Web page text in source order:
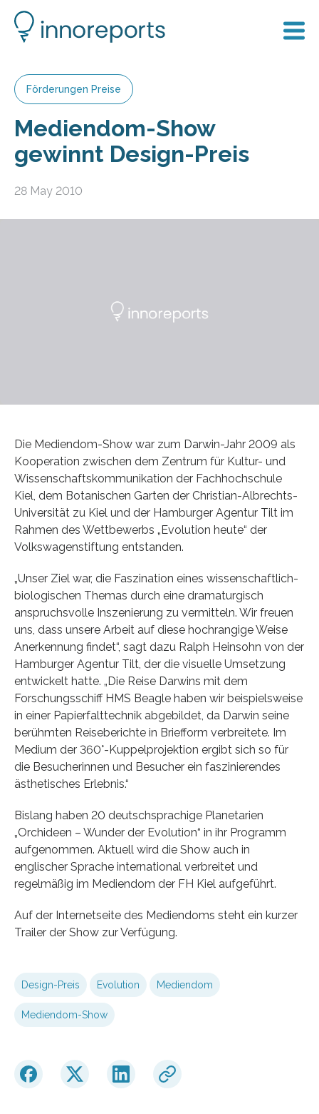
Förderungen Preise
Mediendom-Show
gewinnt Design-Preis
28 May 2010
Die Mediendom-Show war zum Darwin-Jahr 2009 als
Kooperation zwischen dem Zentrum für Kultur- und
Wissenschaftskommunikation der Fachhochschule
Kiel, dem Botanischen Garten der Christian-Albrechts-
Universität zu Kiel und der Hamburger Agentur Tilt im
Rahmen des Wettbewerbs „Evolution heute“ der
Volkswagenstiftung entstanden.
„Unser Ziel war, die Faszination eines wissenschaftlich-
biologischen Themas durch eine dramaturgisch
anspruchsvolle Inszenierung zu vermitteln. Wir freuen
uns, dass unsere Arbeit auf diese hochrangige Weise
Anerkennung findet“, sagt dazu Ralph Heinsohn von der
Hamburger Agentur Tilt, der die visuelle Umsetzung
entwickelt hatte. „Die Reise Darwins mit dem
Forschungsschiff HMS Beagle haben wir beispielsweise
in einer Papierfalttechnik abgebildet, da Darwin seine
berühmten Reiseberichte in Briefform verbreitete. Im
Medium der 360°-Kuppelprojektion ergibt sich so für
die Besucherinnen und Besucher ein faszinierendes
ästhetisches Erlebnis.“
Bislang haben 20 deutschsprachige Planetarien
„Orchideen – Wunder der Evolution“ in ihr Programm
aufgenommen. Aktuell wird die Show auch in
englischer Sprache international verbreitet und
regelmäßig im Mediendom der FH Kiel aufgeführt.
Auf der Internetseite des Mediendoms steht ein kurzer
Trailer der Show zur Verfügung.
Design-Preis Evolution Mediendom
Mediendom-Show